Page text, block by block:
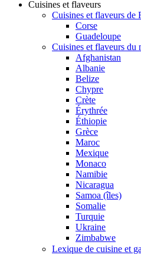
Cuisines et flaveurs
Cuisines et flaveurs de
Corse
Guadeloupe
Cuisines et flaveurs du
Afghanistan
Albanie
Belize
Chypre
Crète
Érythrée
Éthiopie
Grèce
Maroc
Mexique
Monaco
Namibie
Nicaragua
Samoa (îles)
Somalie
Turquie
Ukraine
Zimbabwe
Lexique de cuisine et